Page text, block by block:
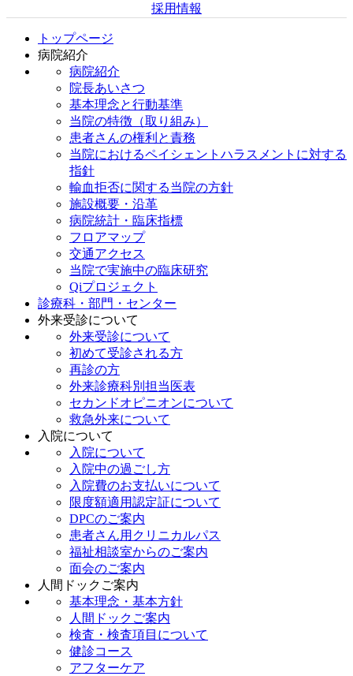
採用情報
トップページ
病院紹介
病院紹介
院長あいさつ
基本理念と行動基準
当院の特徴（取り組み）
患者さんの権利と責務
当院におけるペイシェントハラスメントに対する
指針
輸血拒否に関する当院の方針
施設概要・沿革
病院統計・臨床指標
フロアマップ
交通アクセス
当院で実施中の臨床研究
Qiプロジェクト
診療科・部門・センター
外来受診について
外来受診について
初めて受診される方
再診の方
外来診療科別担当医表
セカンドオピニオンについて
救急外来について
入院について
入院について
入院中の過ごし方
入院費のお支払いについて
限度額適用認定証について
DPCのご案内
患者さん用クリニカルパス
福祉相談室からのご案内
面会のご案内
人間ドックご案内
基本理念・基本方針
人間ドックご案内
検査・検査項目について
健診コース
アフターケア